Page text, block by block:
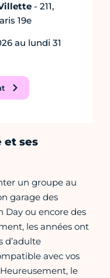
- 211,
19e
au lundi 31
et ses
un groupe au
garage des
Day ou encore des
les années ont
d’adulte
avec vos
le